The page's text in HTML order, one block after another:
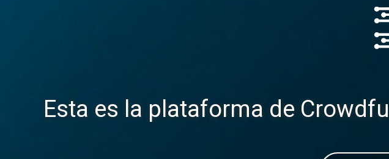
Esta es la plataforma de